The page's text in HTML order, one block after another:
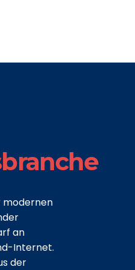
modernen
an
Internet.
der